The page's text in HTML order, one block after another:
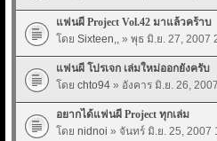
แฟนผี Project Vol.42 มาแล้วคร้าบ
โดย Sixteen,, » พุธ มิ.ย. 27, 2007
แฟนผี โปรเจก เล่มใหม่ออกยังครับ
โดย chto94 » อังคาร มิ.ย. 26,
อยากได้แฟนผี Project ทุกเล่ม
โดย nidnoi » จันทร์ มิ.ย. 25, 2007